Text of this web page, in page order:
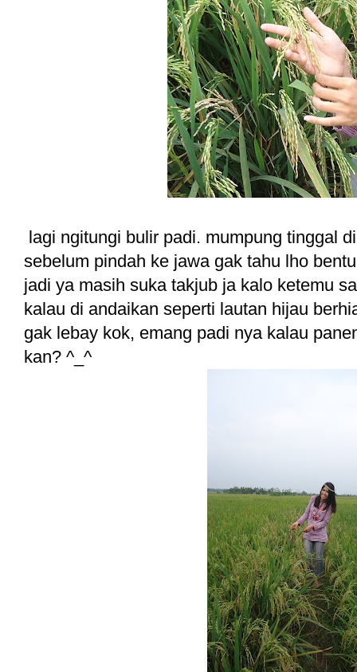
lagi ngitungi bulir padi. mumpung tinggal
sebelum pindah ke jawa gak tahu lho
jadi ya masih suka takjub ja kalo ketemu
kalau di andaikan seperti lautan hijau
gak lebay kok, emang padi nya kalau
kan? ^_^